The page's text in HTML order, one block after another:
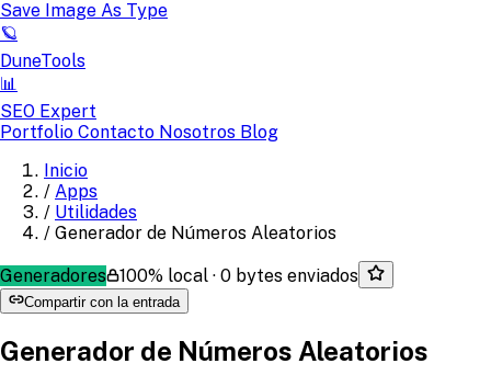
Save Image As Type
🪐
DuneTools
📊
SEO Expert
Portfolio Contacto Nosotros Blog
Inicio
/ Apps
/ Utilidades
/ Generador de Números Aleatorios
Generadores 100% local · 0 bytes enviados
Compartir con la entrada
Generador de Números Aleatorios